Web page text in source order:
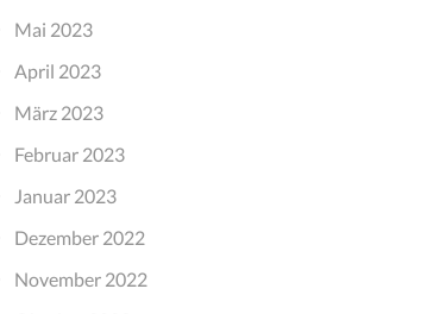
Mai 2023
April 2023
März 2023
Februar 2023
Januar 2023
Dezember 2022
November 2022